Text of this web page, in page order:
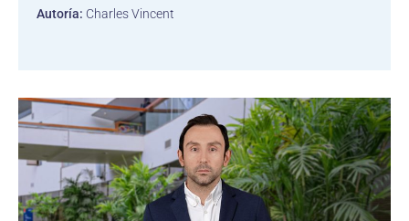
Autoría: Charles Vincent